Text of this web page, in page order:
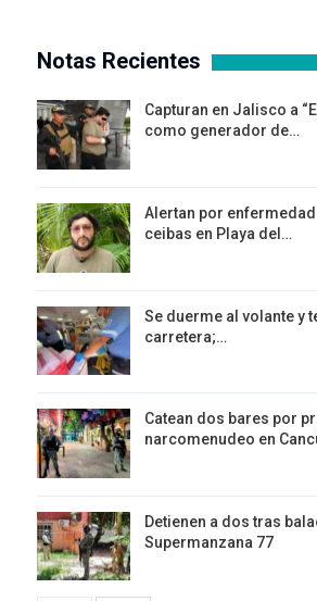
Notas Recientes
Capturan en Jalisco a
como generador de…
Alertan por
ceibas en Playa del…
Se duerme al volante y
carretera;…
Catean dos bares por
narcomenudeo en
Detienen a dos tras
Supermanzana 77